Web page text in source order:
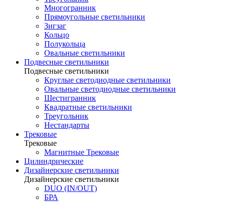
Многогранник
Прямоугольные светильники
Зигзаг
Кольцо
Полукольца
Овальные светильники
Подвесные светильники
Подвесные светильники
Круглые светодиодные светильники
Овальные светодиодные светильники
Шестигранник
Квадратные светильники
Треугольник
Нестандарты
Трековые
Трековые
Магнитные Трековые
Цилиндрические
Дизайнерские светильники
Дизайнерские светильники
DUO (IN/OUT)
БРА